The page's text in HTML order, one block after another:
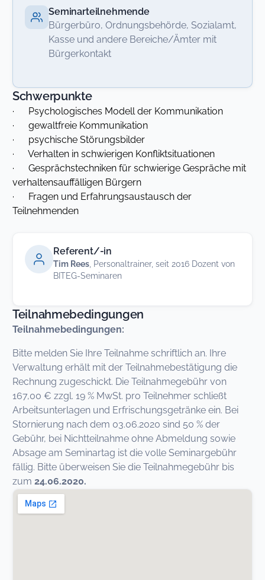
Seminarteilnehmende
Bürgerbüro, Ordnungsbehörde, Sozialamt,
Kasse und andere Bereiche/Ämter mit
Bürgerkontakt
Schwerpunkte
· Psychologisches Modell der Kommunikation
· gewaltfreie Kommunikation
· psychische Störungsbilder
· Verhalten in schwierigen Konfliktsituationen
· Gesprächstechniken für schwierige Gespräche mit
verhaltensauffälligen Bürgern
· Fragen und Erfahrungsaustausch der
Teilnehmenden
Referent/-in
Tim Rees , Personaltrainer, seit 2016 Dozent von
BITEG-Seminaren
Teilnahmebedingungen
Teilnahmebedingungen:
Bitte melden Sie Ihre Teilnahme schriftlich an. Ihre
Verwaltung erhält mit der Teilnahmebestätigung die
Rechnung zugeschickt. Die Teilnahmegebühr von
167,00 € zzgl. 19 % MwSt. pro Teilnehmer schließt
Arbeitsunterlagen und Erfrischungsgetränke ein. Bei
Stornierung nach dem 03.06.2020 sind 50 % der
Gebühr, bei Nichtteilnahme ohne Abmeldung sowie
Absage am Seminartag ist die volle Seminargebühr
fällig. Bitte überweisen Sie die Teilnahmegebühr bis
zum 24.06.2020.